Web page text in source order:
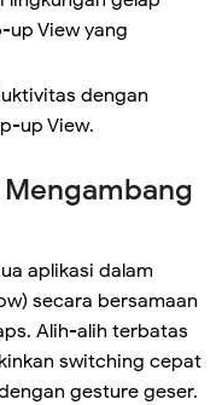
up View yang
dengan
up View.
aplikasi dalam
secara bersamaan
Alih-alih terbatas
switching cepat
gesture geser.